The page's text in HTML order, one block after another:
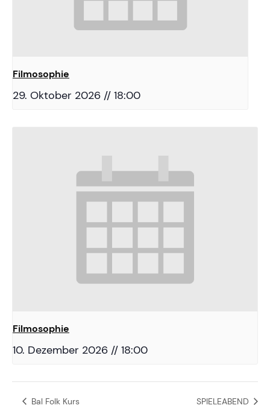
Filmosophie
29. Oktober 2026 // 18:00
Filmosophie
10. Dezember 2026 // 18:00
Bal Folk Kurs SPIELEABEND